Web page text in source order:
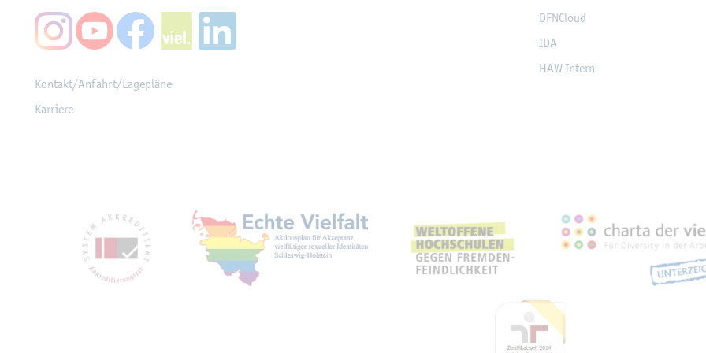
Kon­takt/An­fahrt/La­ge­plä­ne
Kar­rie­re
DF­NCloud
IDA
HAW In­tern
Mit­glied­schaf­ten, Aus­zeich­nun­gen,